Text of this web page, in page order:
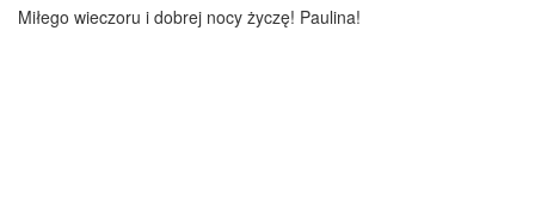
Miłego wieczoru i dobrej nocy życzę! Paulina!